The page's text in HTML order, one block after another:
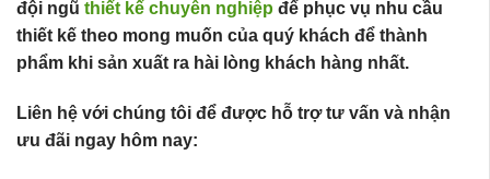
đội ngũ thiết kế chuyên nghiệp để phục vụ nhu cầu
thiết kế theo mong muốn của quý khách để thành
phẩm khi sản xuất ra hài lòng khách hàng nhất.
Liên hệ với chúng tôi để được hỗ trợ tư vấn và nhận
ưu đãi ngay hôm nay: